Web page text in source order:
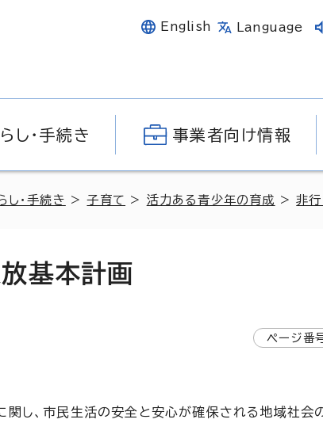
English Language
し・手続き 事業者向け情報
し・手続き >子育て > 活力ある青少年の育成 >非行
基本計画
ページ番
関し、市民生活の安全と安心が確保される地域社